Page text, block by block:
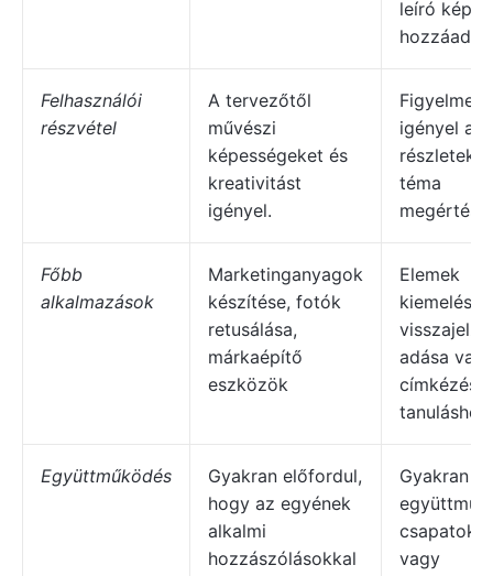
leíró
Felhasználói
részvétel
A tervezőtől
művészi
képességeket és
kreativitást
igényel.
Figyelmet
igényel a
téma
Főbb
alkalmazások
Marketinganyagok
készítése, fotók
retusálása,
márkaépítő
eszközök
Elemek
kiemelése,
adása
címkézés
tanuláshoz
Együttműködés
Gyakran előfordul,
hogy az egyének
alkalmi
hozzászólásokkal
Gyakran
vagy